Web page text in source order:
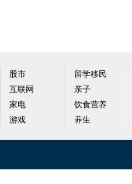
股市
互联网
家电
游戏
留学移民
亲子
饮食营养
养生